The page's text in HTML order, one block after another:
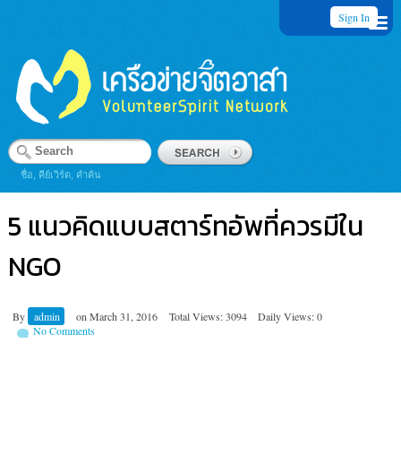
Sign In
ชื่อ, คีย์เวิร์ด, คำค้น
5 แนวคิดแบบสตาร์ทอัพที่ควรมีใน
NGO
By admin on March 31, 2016 Total Views: 3094
Daily Views: 0
No Comments